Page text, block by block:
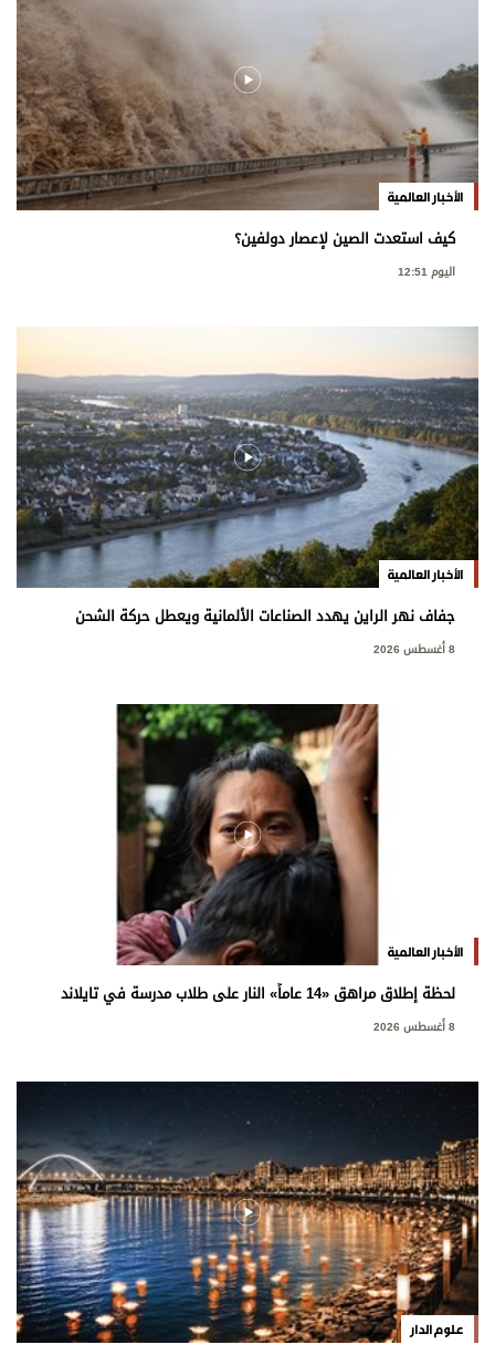
الأخبار العالمية
كيف استعدت الصين لإعصار دولفين؟
اليوم 12:51
الأخبار العالمية
جفاف نهر الراين يهدد الصناعات الألمانية ويعطل حركة الشحن
8 أغسطس 2026
الأخبار العالمية
لحظة إطلاق مراهق «14 عاماً» النار على طلاب مدرسة في تايلاند
8 أغسطس 2026
علوم الدار